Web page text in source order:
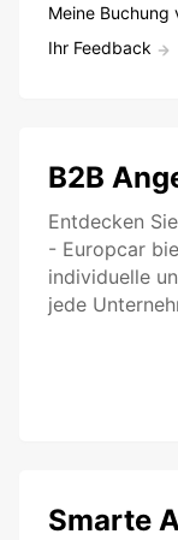
Meine Buchung
Ihr Feedback
B2B
Entdecken
- Europcar
individuelle
jede
Smarte